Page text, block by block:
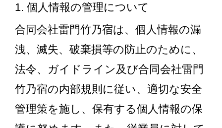
1. 個人情報の管理について
合同会社雷門竹乃宿は、個人情報の漏
洩、滅失、破棄損等の防止のために、
法令、ガイドライン及び合同会社雷門
竹乃宿の内部規則に従い、適切な安全
管理策を施し、保有する個人情報の保